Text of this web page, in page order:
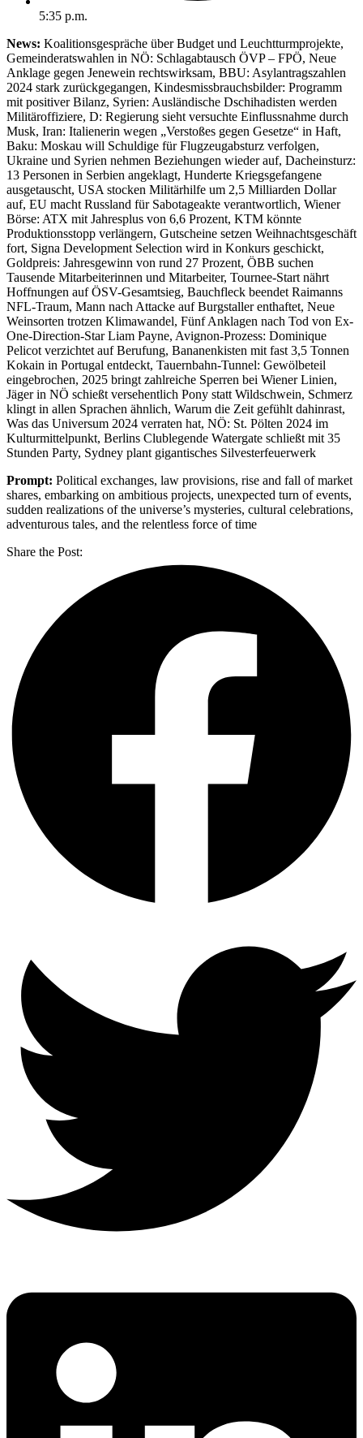
5:35 p.m.
News: Koalitionsgespräche über Budget und Leuchtturmprojekte,
Gemeinderatswahlen in NÖ: Schlagabtausch ÖVP – FPÖ, Neue
Anklage gegen Jenewein rechtswirksam, BBU: Asylantragszahlen
2024 stark zurückgegangen, Kindesmissbrauchsbilder: Programm
mit positiver Bilanz, Syrien: Ausländische Dschihadisten werden
Militäroffiziere, D: Regierung sieht versuchte Einflussnahme durch
Musk, Iran: Italienerin wegen „Verstoßes gegen Gesetze“ in Haft,
Baku: Moskau will Schuldige für Flugzeugabsturz verfolgen,
Ukraine und Syrien nehmen Beziehungen wieder auf, Dacheinsturz:
13 Personen in Serbien angeklagt, Hunderte Kriegsgefangene
ausgetauscht, USA stocken Militärhilfe um 2,5 Milliarden Dollar
auf, EU macht Russland für Sabotageakte verantwortlich, Wiener
Börse: ATX mit Jahresplus von 6,6 Prozent, KTM könnte
Produktionsstopp verlängern, Gutscheine setzen Weihnachtsgeschäft
fort, Signa Development Selection wird in Konkurs geschickt,
Goldpreis: Jahresgewinn von rund 27 Prozent, ÖBB suchen
Tausende Mitarbeiterinnen und Mitarbeiter, Tournee-Start nährt
Hoffnungen auf ÖSV-Gesamtsieg, Bauchfleck beendet Raimanns
NFL-Traum, Mann nach Attacke auf Burgstaller enthaftet, Neue
Weinsorten trotzen Klimawandel, Fünf Anklagen nach Tod von Ex-
One-Direction-Star Liam Payne, Avignon-Prozess: Dominique
Pelicot verzichtet auf Berufung, Bananenkisten mit fast 3,5 Tonnen
Kokain in Portugal entdeckt, Tauernbahn-Tunnel: Gewölbeteil
eingebrochen, 2025 bringt zahlreiche Sperren bei Wiener Linien,
Jäger in NÖ schießt versehentlich Pony statt Wildschwein, Schmerz
klingt in allen Sprachen ähnlich, Warum die Zeit gefühlt dahinrast,
Was das Universum 2024 verraten hat, NÖ: St. Pölten 2024 im
Kulturmittelpunkt, Berlins Clublegende Watergate schließt mit 35
Stunden Party, Sydney plant gigantisches Silvesterfeuerwerk
Prompt: Political exchanges, law provisions, rise and fall of market
shares, embarking on ambitious projects, unexpected turn of events,
sudden realizations of the universe’s mysteries, cultural celebrations,
adventurous tales, and the relentless force of time
Share the Post: